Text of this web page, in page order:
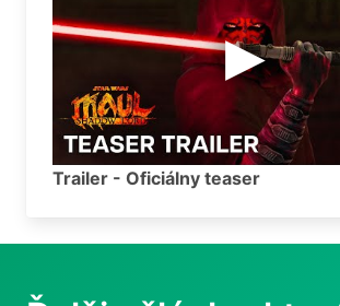
Trailer - Oficiálny teaser